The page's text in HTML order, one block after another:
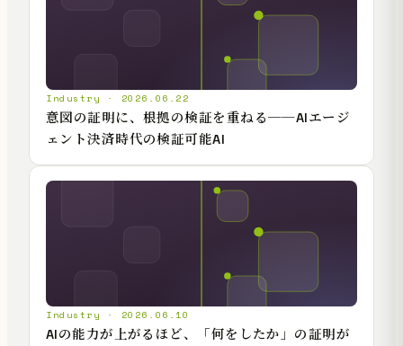
Industry · 2026.06.22
意図の証明に、根拠の検証を重ねる──AIエージ
ェント決済時代の検証可能AI
Industry · 2026.06.10
AIの能力が上がるほど、「何をしたか」の証明が